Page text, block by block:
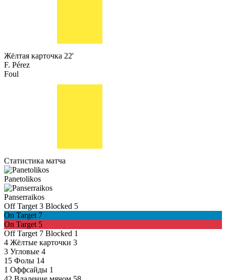
Жёлтая карточка 22'
F. Pérez
Foul
Статистика матча
Panetolikos
Panserraikos
Off Target 3 Blocked 5
On Target 7
On Target 5
Off Target 7 Blocked 1
4 Жёлтые карточки 3
3 Угловые 4
15 Фолы 14
1 Оффсайды 1